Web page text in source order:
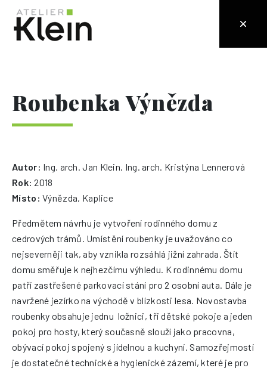
Roubenka Výnězda
Autor: Ing. arch. Jan Klein, Ing. arch. Kristýna Lennerová
Rok: 2018
Místo: Výnězda, Kaplice
Předmětem návrhu je vytvoření rodinného domu z
cedrových trámů. Umístění roubenky je uvažováno co
nejseverněji tak, aby vznikla rozsáhlá jižní zahrada. Štít
domu směřuje k nejhezčímu výhledu. K rodinnému domu
patří zastřešené parkovací stání pro 2 osobní auta. Dále je
navržené jezírko na východě v blízkosti lesa. Novostavba
roubenky obsahuje jednu ložnici, tři dětské pokoje a jeden
pokoj pro hosty, který současně slouží jako pracovna,
obývací pokoj spojený s jídelnou a kuchyní. Samozřejmostí
je dostatečné technické a hygienické zázemí, které je pro